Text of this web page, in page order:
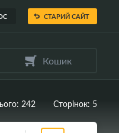
СТАРИЙ САЙТ
Кошик
242 Сторінок: 5